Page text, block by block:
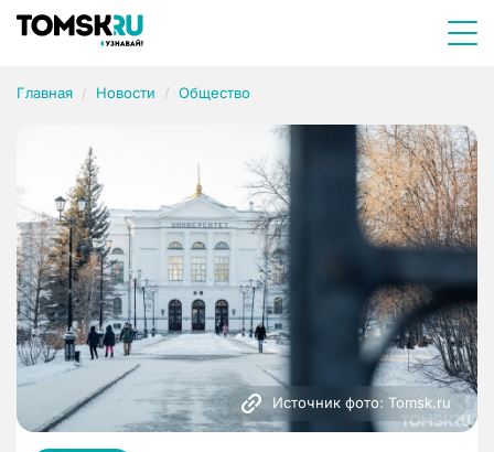
Главная Новости Общество
Источник фото: Tomsk.ru